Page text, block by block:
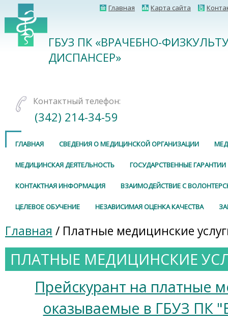
Главная Карта сайта
ГБУЗ ПК «ВРАЧЕБНО-
ДИСПАНСЕР»
Контактный телефон:
(342) 214-34-59
ГЛАВНАЯ СВЕДЕНИЯ О МЕДИЦИНСКОЙ ОРГАНИЗАЦИИ
МЕДИЦИНСКАЯ ДЕЯТЕЛЬНОСТЬ ГОСУДАРСТВЕННЫЕ ГАРАНТИИ
КОНТАКТНАЯ ИНФОРМАЦИЯ ВЗАИМОДЕЙСТВИЕ С
ЦЕЛЕВОЕ ОБУЧЕНИЕ НЕЗАВИСИМАЯ ОЦЕНКА КАЧЕСТВА
Главная / Платные медицинские
ПЛАТНЫЕ МЕДИЦИНСКИЕ
Прейскурант на платные
оказываемые в ГБУЗ ПК